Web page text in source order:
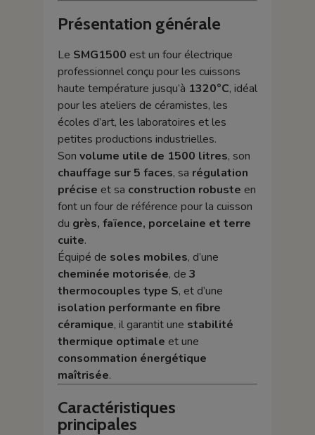
Présentation générale
Le SMG1500 est un four électrique
professionnel conçu pour les cuissons
haute température jusqu’à 1320°C, idéal
pour les ateliers de céramistes, les
écoles d’art, les laboratoires et les
petites productions industrielles.
Son volume utile de 1500 litres, son
chauffage sur 5 faces, sa régulation
précise et sa construction robuste en
font un four de référence pour la cuisson
du grès, faïence, porcelaine et terre
cuite.
Équipé de soles mobiles, d’une
cheminée motorisée, de 3
thermocouples type S, et d’une
isolation performante en fibre
céramique, il garantit une stabilité
thermique optimale et une
consommation énergétique
maîtrisée.
Caractéristiques
principales